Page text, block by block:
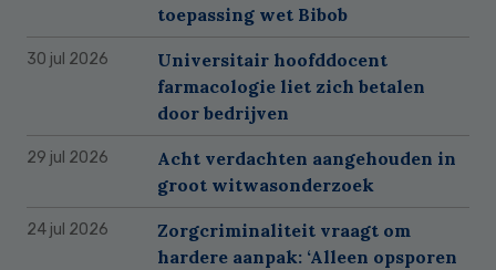
toepassing wet Bibob
30 jul 2026
Universitair hoofddocent
farmacologie liet zich betalen
door bedrijven
29 jul 2026
Acht verdachten aangehouden in
groot witwasonderzoek
24 jul 2026
Zorgcriminaliteit vraagt om
hardere aanpak: ‘Alleen opsporen